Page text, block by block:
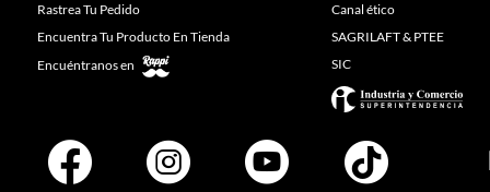
Rastrea Tu Pedido
Encuentra Tu Producto En Tienda
Encuéntranos en
Canal ético
SAGRILAFT & PTEE
SIC